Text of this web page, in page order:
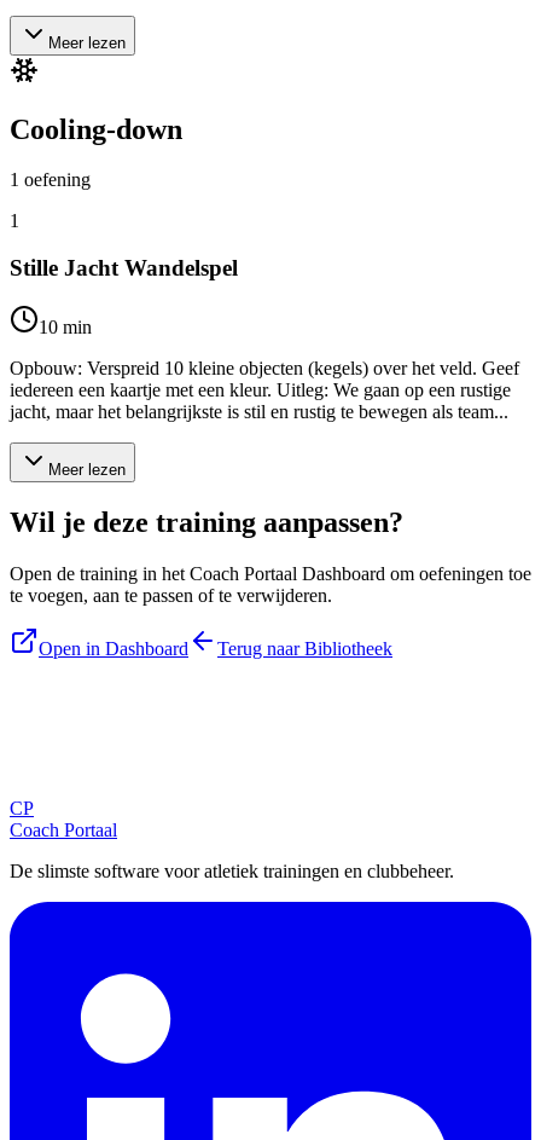
Meer lezen
Cooling-down
1 oefening
1
Stille Jacht Wandelspel
10 min
Opbouw: Verspreid 10 kleine objecten (kegels) over het veld. Geef
iedereen een kaartje met een kleur. Uitleg: We gaan op een rustige
jacht, maar het belangrijkste is stil en rustig te bewegen als team...
Meer lezen
Wil je deze training aanpassen?
Open de training in het Coach Portaal Dashboard om oefeningen toe
te voegen, aan te passen of te verwijderen.
Open in Dashboard Terug naar Bibliotheek
CP
Coach Portaal
De slimste software voor atletiek trainingen en clubbeheer.